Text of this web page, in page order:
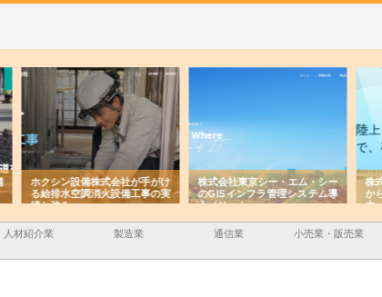
ホクシン設備株式会社が手がけ
る給排水空調消火設備工事の実
績と強み
株式会社東京シー・エム・シー
のGISインフラ管理システム導
入メリット
株
か
由
人材紹介業 製造業 通信業 小売業・販売業